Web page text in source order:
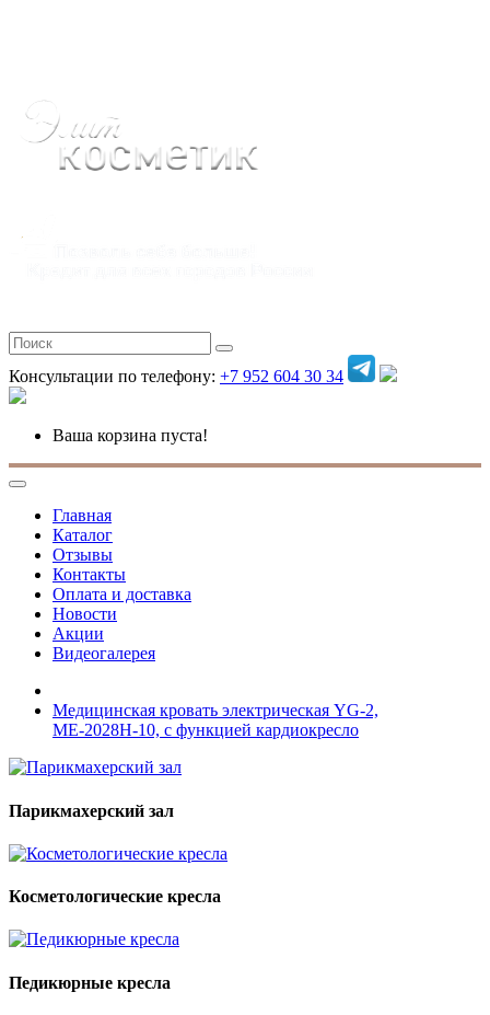
Консультации по телефону: +7 952 604 30 34
Ваша корзина пуста!
Главная
Каталог
Отзывы
Контакты
Оплата и доставка
Новости
Акции
Видеогалерея
Медицинская кровать электрическая YG-2,
МЕ-2028Н-10, c функцией кардиокресло
Парикмахерский зал
Косметологические кресла
Педикюрные кресла